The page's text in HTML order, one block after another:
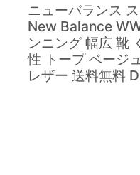
ニューバランス
New Balance
ンニング 幅広 靴
性 トープ ベージ
レザー 送料無料